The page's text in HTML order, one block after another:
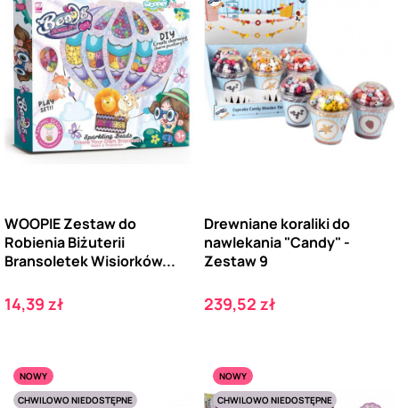
WOOPIE Zestaw do
Robienia Biżuterii
Bransoletek Wisiorków...
Cena
14,39 zł
Drewniane koraliki do
nawlekania "Candy" -
Zestaw 9
Cena
239,52 zł
NOWY
CHWILOWO NIEDOSTĘPNE
NOWY
CHWILOWO NIEDOSTĘPNE